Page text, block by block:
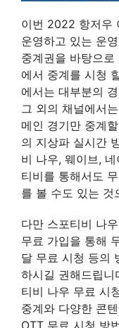
이번 2022 항저우
운영하고 있는 운
중계권을 바탕으로
에서 중계를 시청
에서는 대부분의
그 외의 채널에서
메인 경기만 중계
의 지상파 실시간
비 나우, 웨이브,
티비를 통해서도
를 볼 수도 있는 것
다만 스포티비 나
무료 가입을 통해
달 무료 시청 등의
하시길 권해드립
티비 나우 무료 시
중계와 다양한 콘
OTT 무료 시청 방